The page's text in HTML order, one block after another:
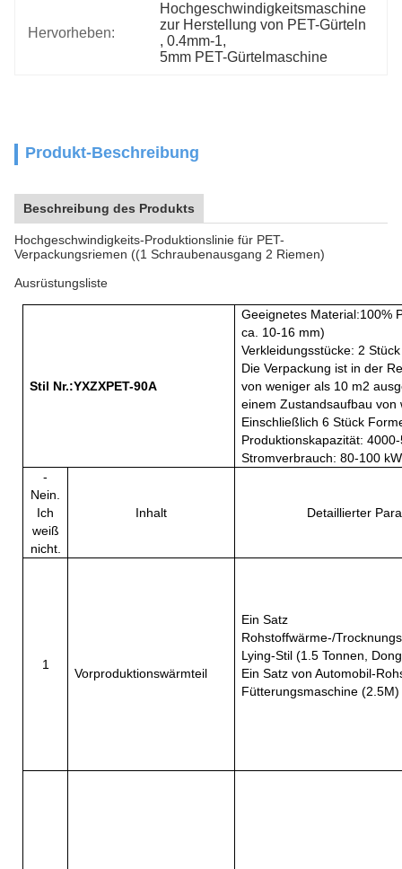
Hervorheben:
Hochgeschwindigkeitsmaschine
zur Herstellung von PET-Gürteln
, 0.4mm-1,
5mm PET-Gürtelmaschine
Produkt-Beschreibung
Beschreibung des Produkts
Hochgeschwindigkeits-Produktionslinie für PET-
Verpackungsriemen ((1 Schraubenausgang 2 Riemen)
Ausrüstungsliste
Stil Nr.:YXZXPET-90A
Geeignetes Material:100%
ca. 10-16 mm)
Verkleidungsstücke: 2 Stück
Die Verpackung ist in der
von weniger als 10 m2
einem Zustandsaufbau von
Einschließlich 6 Stück
Produktionskapazität:
Stromverbrauch: 80-100
-
Nein.
Ich
weiß
nicht.
Inhalt Detaillierter
1
Vorproduktionswärmteil
Ein Satz
Rohstoffwärme-/
Lying-Stil (1.5 Tonnen,
Ein Satz von Automobil-
Fütterungsmaschine (2.5M)